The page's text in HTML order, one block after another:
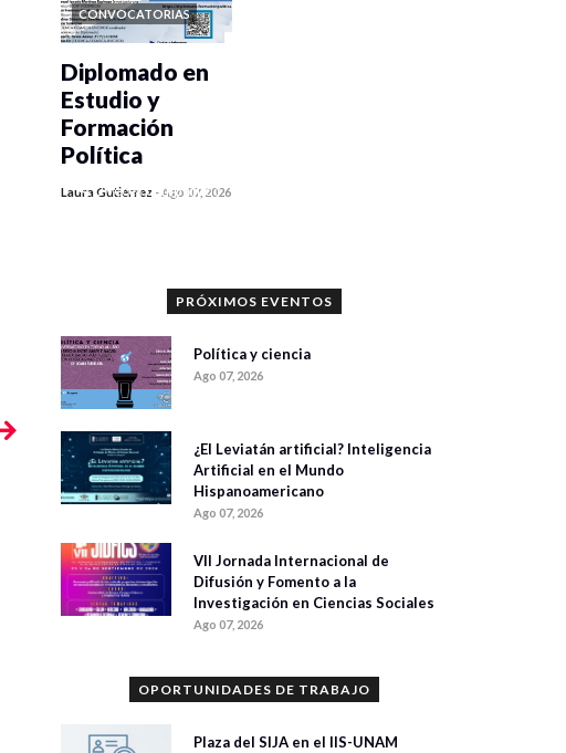
CONVOCATORIAS
0 veces compartido
Diplomado en
Estudio y
Formación
Política
Laura Gutiérrez -Ago 07, 2026
PRÓXIMOS EVENTOS
Política y ciencia
Ago 07, 2026
¿El Leviatán artificial? Inteligencia
Artificial en el Mundo
Hispanoamericano
Ago 07, 2026
VII Jornada Internacional de
Difusión y Fomento a la
Investigación en Ciencias Sociales
Ago 07, 2026
OPORTUNIDADES DE TRABAJO
Plaza del SIJA en el IIS-UNAM